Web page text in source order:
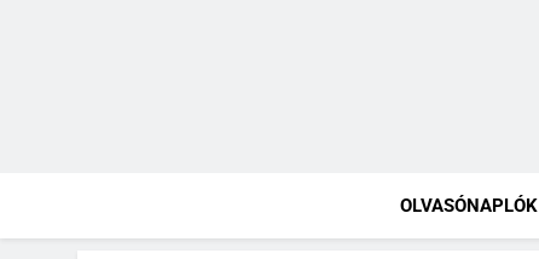
OLVASÓNAPLÓK